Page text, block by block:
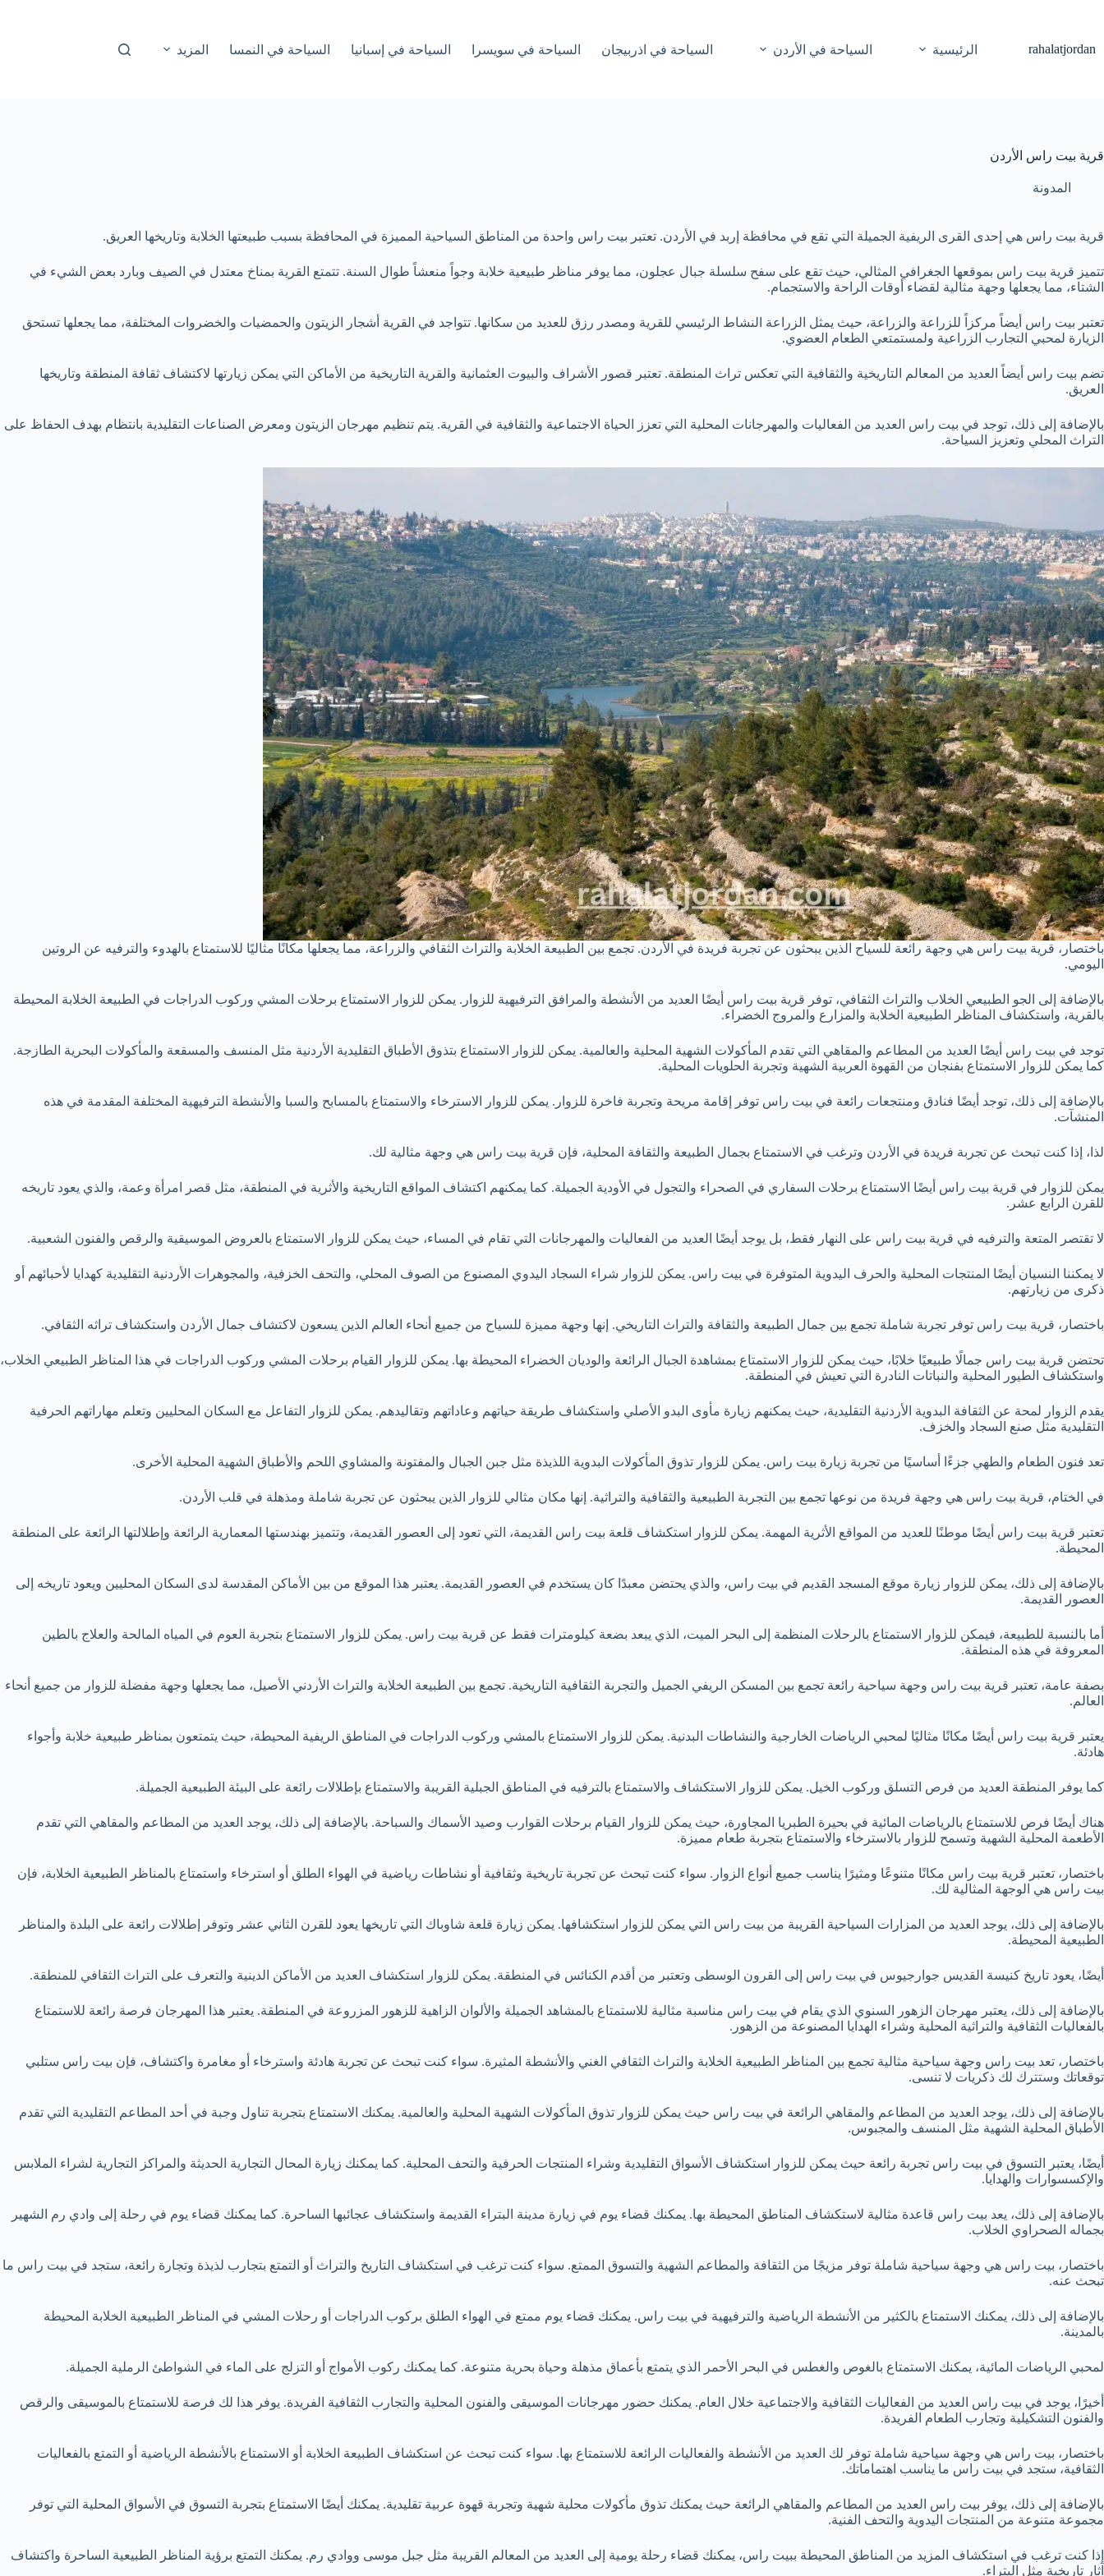
rahalatjordan الرئيسية السياحة في الأردن السياحة في اذربيجان السياحة في سويسرا السياحة في إسبانيا السياحة في النمسا المزيد
قرية بيت راس الأردن
المدونة
قرية بيت راس هي إحدى القرى الريفية الجميلة التي تقع في محافظة إربد في الأردن. تعتبر بيت راس واحدة من المناطق السياحية المميزة في المحافظة بسبب طبيعتها الخلابة وتاريخها العريق.
تتميز قرية بيت راس بموقعها الجغرافي المثالي، حيث تقع على سفح سلسلة جبال عجلون، مما يوفر مناظر طبيعية خلابة وجواً منعشاً طوال السنة. تتمتع القرية بمناخ معتدل في الصيف وبارد بعض الشيء في
الشتاء، مما يجعلها وجهة مثالية لقضاء أوقات الراحة والاستجمام.
تعتبر بيت راس أيضاً مركزاً للزراعة والزراعة، حيث يمثل الزراعة النشاط الرئيسي للقرية ومصدر رزق للعديد من سكانها. تتواجد في القرية أشجار الزيتون والحمضيات والخضروات المختلفة، مما يجعلها تستحق
الزيارة لمحبي التجارب الزراعية ولمستمتعي الطعام العضوي.
تضم بيت راس أيضاً العديد من المعالم التاريخية والثقافية التي تعكس تراث المنطقة. تعتبر قصور الأشراف والبيوت العثمانية والقرية التاريخية من الأماكن التي يمكن زيارتها لاكتشاف ثقافة المنطقة وتاريخها
العريق.
بالإضافة إلى ذلك، توجد في بيت راس العديد من الفعاليات والمهرجانات المحلية التي تعزز الحياة الاجتماعية والثقافية في القرية. يتم تنظيم مهرجان الزيتون ومعرض الصناعات التقليدية بانتظام بهدف الحفاظ على
التراث المحلي وتعزيز السياحة.
باختصار، قرية بيت راس هي وجهة رائعة للسياح الذين يبحثون عن تجربة فريدة في الأردن. تجمع بين الطبيعة الخلابة والتراث الثقافي والزراعة، مما يجعلها مكانًا مثاليًا للاستمتاع بالهدوء والترفيه عن الروتين
اليومي.
بالإضافة إلى الجو الطبيعي الخلاب والتراث الثقافي، توفر قرية بيت راس أيضًا العديد من الأنشطة والمرافق الترفيهية للزوار. يمكن للزوار الاستمتاع برحلات المشي وركوب الدراجات في الطبيعة الخلابة المحيطة
بالقرية، واستكشاف المناظر الطبيعية الخلابة والمزارع والمروج الخضراء.
توجد في بيت راس أيضًا العديد من المطاعم والمقاهي التي تقدم المأكولات الشهية المحلية والعالمية. يمكن للزوار الاستمتاع بتذوق الأطباق التقليدية الأردنية مثل المنسف والمسقعة والمأكولات البحرية الطازجة.
كما يمكن للزوار الاستمتاع بفنجان من القهوة العربية الشهية وتجربة الحلويات المحلية.
بالإضافة إلى ذلك، توجد أيضًا فنادق ومنتجعات رائعة في بيت راس توفر إقامة مريحة وتجربة فاخرة للزوار. يمكن للزوار الاسترخاء والاستمتاع بالمسابح والسبا والأنشطة الترفيهية المختلفة المقدمة في هذه
المنشآت.
لذا، إذا كنت تبحث عن تجربة فريدة في الأردن وترغب في الاستمتاع بجمال الطبيعة والثقافة المحلية، فإن قرية بيت راس هي وجهة مثالية لك.
يمكن للزوار في قرية بيت راس أيضًا الاستمتاع برحلات السفاري في الصحراء والتجول في الأودية الجميلة. كما يمكنهم اكتشاف المواقع التاريخية والأثرية في المنطقة، مثل قصر امرأة وعمة، والذي يعود تاريخه
للقرن الرابع عشر.
لا تقتصر المتعة والترفيه في قرية بيت راس على النهار فقط، بل يوجد أيضًا العديد من الفعاليات والمهرجانات التي تقام في المساء، حيث يمكن للزوار الاستمتاع بالعروض الموسيقية والرقص والفنون الشعبية.
لا يمكننا النسيان أيضًا المنتجات المحلية والحرف اليدوية المتوفرة في بيت راس. يمكن للزوار شراء السجاد اليدوي المصنوع من الصوف المحلي، والتحف الخزفية، والمجوهرات الأردنية التقليدية كهدايا لأحبائهم أو
ذكرى من زيارتهم.
باختصار، قرية بيت راس توفر تجربة شاملة تجمع بين جمال الطبيعة والثقافة والتراث التاريخي. إنها وجهة مميزة للسياح من جميع أنحاء العالم الذين يسعون لاكتشاف جمال الأردن واستكشاف تراثه الثقافي.
تحتضن قرية بيت راس جمالًا طبيعيًا خلابًا، حيث يمكن للزوار الاستمتاع بمشاهدة الجبال الرائعة والوديان الخضراء المحيطة بها. يمكن للزوار القيام برحلات المشي وركوب الدراجات في هذا المناظر الطبيعي الخلاب،
واستكشاف الطيور المحلية والنباتات النادرة التي تعيش في المنطقة.
يقدم الزوار لمحة عن الثقافة البدوية الأردنية التقليدية، حيث يمكنهم زيارة مأوى البدو الأصلي واستكشاف طريقة حياتهم وعاداتهم وتقاليدهم. يمكن للزوار التفاعل مع السكان المحليين وتعلم مهاراتهم الحرفية
التقليدية مثل صنع السجاد والخزف.
تعد فنون الطعام والطهي جزءًا أساسيًا من تجربة زيارة بيت راس. يمكن للزوار تذوق المأكولات البدوية اللذيذة مثل جبن الجبال والمفتونة والمشاوي اللحم والأطباق الشهية المحلية الأخرى.
في الختام، قرية بيت راس هي وجهة فريدة من نوعها تجمع بين التجربة الطبيعية والثقافية والتراثية. إنها مكان مثالي للزوار الذين يبحثون عن تجربة شاملة ومذهلة في قلب الأردن.
تعتبر قرية بيت راس أيضًا موطنًا للعديد من المواقع الأثرية المهمة. يمكن للزوار استكشاف قلعة بيت راس القديمة، التي تعود إلى العصور القديمة، وتتميز بهندستها المعمارية الرائعة وإطلالتها الرائعة على المنطقة
المحيطة.
بالإضافة إلى ذلك، يمكن للزوار زيارة موقع المسجد القديم في بيت راس، والذي يحتضن معبدًا كان يستخدم في العصور القديمة. يعتبر هذا الموقع من بين الأماكن المقدسة لدى السكان المحليين ويعود تاريخه إلى
العصور القديمة.
أما بالنسبة للطبيعة، فيمكن للزوار الاستمتاع بالرحلات المنظمة إلى البحر الميت، الذي يبعد بضعة كيلومترات فقط عن قرية بيت راس. يمكن للزوار الاستمتاع بتجربة العوم في المياه المالحة والعلاج بالطين
المعروفة في هذه المنطقة.
بصفة عامة، تعتبر قرية بيت راس وجهة سياحية رائعة تجمع بين المسكن الريفي الجميل والتجربة الثقافية التاريخية. تجمع بين الطبيعة الخلابة والتراث الأردني الأصيل، مما يجعلها وجهة مفضلة للزوار من جميع أنحاء
العالم.
يعتبر قرية بيت راس أيضًا مكانًا مثاليًا لمحبي الرياضات الخارجية والنشاطات البدنية. يمكن للزوار الاستمتاع بالمشي وركوب الدراجات في المناطق الريفية المحيطة، حيث يتمتعون بمناظر طبيعية خلابة وأجواء
هادئة.
كما يوفر المنطقة العديد من فرص التسلق وركوب الخيل. يمكن للزوار الاستكشاف والاستمتاع بالترفيه في المناطق الجبلية القريبة والاستمتاع بإطلالات رائعة على البيئة الطبيعية الجميلة.
هناك أيضًا فرص للاستمتاع بالرياضات المائية في بحيرة الطبريا المجاورة، حيث يمكن للزوار القيام برحلات القوارب وصيد الأسماك والسباحة. بالإضافة إلى ذلك، يوجد العديد من المطاعم والمقاهي التي تقدم
الأطعمة المحلية الشهية وتسمح للزوار بالاسترخاء والاستمتاع بتجربة طعام مميزة.
باختصار، تعتبر قرية بيت راس مكانًا متنوعًا ومثيرًا يناسب جميع أنواع الزوار. سواء كنت تبحث عن تجربة تاريخية وثقافية أو نشاطات رياضية في الهواء الطلق أو استرخاء واستمتاع بالمناظر الطبيعية الخلابة، فإن
بيت راس هي الوجهة المثالية لك.
بالإضافة إلى ذلك، يوجد العديد من المزارات السياحية القريبة من بيت راس التي يمكن للزوار استكشافها. يمكن زيارة قلعة شاوباك التي تاريخها يعود للقرن الثاني عشر وتوفر إطلالات رائعة على البلدة والمناظر
الطبيعية المحيطة.
أيضًا، يعود تاريخ كنيسة القديس جوارجيوس في بيت راس إلى القرون الوسطى وتعتبر من أقدم الكنائس في المنطقة. يمكن للزوار استكشاف العديد من الأماكن الدينية والتعرف على التراث الثقافي للمنطقة.
بالإضافة إلى ذلك، يعتبر مهرجان الزهور السنوي الذي يقام في بيت راس مناسبة مثالية للاستمتاع بالمشاهد الجميلة والألوان الزاهية للزهور المزروعة في المنطقة. يعتبر هذا المهرجان فرصة رائعة للاستمتاع
بالفعاليات الثقافية والتراثية المحلية وشراء الهدايا المصنوعة من الزهور.
باختصار، تعد بيت راس وجهة سياحية مثالية تجمع بين المناظر الطبيعية الخلابة والتراث الثقافي الغني والأنشطة المثيرة. سواء كنت تبحث عن تجربة هادئة واسترخاء أو مغامرة واكتشاف، فإن بيت راس ستلبي
توقعاتك وستترك لك ذكريات لا تنسى.
بالإضافة إلى ذلك، يوجد العديد من المطاعم والمقاهي الرائعة في بيت راس حيث يمكن للزوار تذوق المأكولات الشهية المحلية والعالمية. يمكنك الاستمتاع بتجربة تناول وجبة في أحد المطاعم التقليدية التي تقدم
الأطباق المحلية الشهية مثل المنسف والمجبوس.
أيضًا، يعتبر التسوق في بيت راس تجربة رائعة حيث يمكن للزوار استكشاف الأسواق التقليدية وشراء المنتجات الحرفية والتحف المحلية. كما يمكنك زيارة المحال التجارية الحديثة والمراكز التجارية لشراء الملابس
والإكسسوارات والهدايا.
بالإضافة إلى ذلك، يعد بيت راس قاعدة مثالية لاستكشاف المناطق المحيطة بها. يمكنك قضاء يوم في زيارة مدينة البتراء القديمة واستكشاف عجائبها الساحرة. كما يمكنك قضاء يوم في رحلة إلى وادي رم الشهير
بجماله الصحراوي الخلاب.
باختصار، بيت راس هي وجهة سياحية شاملة توفر مزيجًا من الثقافة والمطاعم الشهية والتسوق الممتع. سواء كنت ترغب في استكشاف التاريخ والتراث أو التمتع بتجارب لذيذة وتجارة رائعة، ستجد في بيت راس ما
تبحث عنه.
بالإضافة إلى ذلك، يمكنك الاستمتاع بالكثير من الأنشطة الرياضية والترفيهية في بيت راس. يمكنك قضاء يوم ممتع في الهواء الطلق بركوب الدراجات أو رحلات المشي في المناظر الطبيعية الخلابة المحيطة
بالمدينة.
لمحبي الرياضات المائية، يمكنك الاستمتاع بالغوص والغطس في البحر الأحمر الذي يتمتع بأعماق مذهلة وحياة بحرية متنوعة. كما يمكنك ركوب الأمواج أو التزلج على الماء في الشواطئ الرملية الجميلة.
أخيرًا، يوجد في بيت راس العديد من الفعاليات الثقافية والاجتماعية خلال العام. يمكنك حضور مهرجانات الموسيقى والفنون المحلية والتجارب الثقافية الفريدة. يوفر هذا لك فرصة للاستمتاع بالموسيقى والرقص
والفنون التشكيلية وتجارب الطعام الفريدة.
باختصار، بيت راس هي وجهة سياحية شاملة توفر لك العديد من الأنشطة والفعاليات الرائعة للاستمتاع بها. سواء كنت تبحث عن استكشاف الطبيعة الخلابة أو الاستمتاع بالأنشطة الرياضية أو التمتع بالفعاليات
الثقافية، ستجد في بيت راس ما يناسب اهتماماتك.
بالإضافة إلى ذلك، يوفر بيت راس العديد من المطاعم والمقاهي الرائعة حيث يمكنك تذوق مأكولات محلية شهية وتجربة قهوة عربية تقليدية. يمكنك أيضًا الاستمتاع بتجربة التسوق في الأسواق المحلية التي توفر
مجموعة متنوعة من المنتجات اليدوية والتحف الفنية.
إذا كنت ترغب في استكشاف المزيد من المناطق المحيطة ببيت راس، يمكنك قضاء رحلة يومية إلى العديد من المعالم القريبة مثل جبل موسى ووادي رم. يمكنك التمتع برؤية المناظر الطبيعية الساحرة واكتشاف
آثار تاريخية مثل البتراء.